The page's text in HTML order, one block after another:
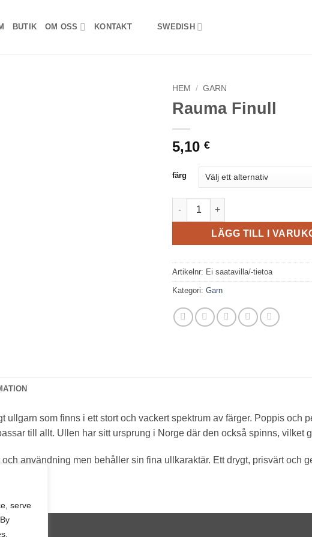
serve
BUTIK OM OSS KONTAKT SWEDISH
HEM / GARN
Rauma Finull
5,10 €
färg
Rauma Finull mängd
LÄGG TILL I
Artikelnr: Ei saatavilla/-tietoa
Kategori: Garn
ullgarn som finns i ett stort och vackert spektrum av färger. Poppis och
till allt. Ullen har sitt ursprung i Norge där den också spinns, vilket
användning men behåller sin fina ullkaraktär. Ett drygt, prisvärt och